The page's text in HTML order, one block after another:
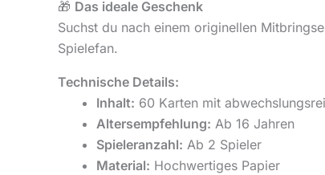
🎁 Das ideale Geschenk
Suchst du nach einem originellen
Spielefan.
Technische Details:
Inhalt: 60 Karten mit
Altersempfehlung: Ab 16 Jahren
Spieleranzahl: Ab 2 Spieler
Material: Hochwertiges Papier